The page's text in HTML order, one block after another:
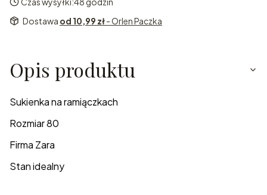
Dostawa od 10,99 zł- Orlen Paczka
Opis produktu
Sukienka na ramiączkach
Rozmiar 80
Firma Zara
Stan idealny